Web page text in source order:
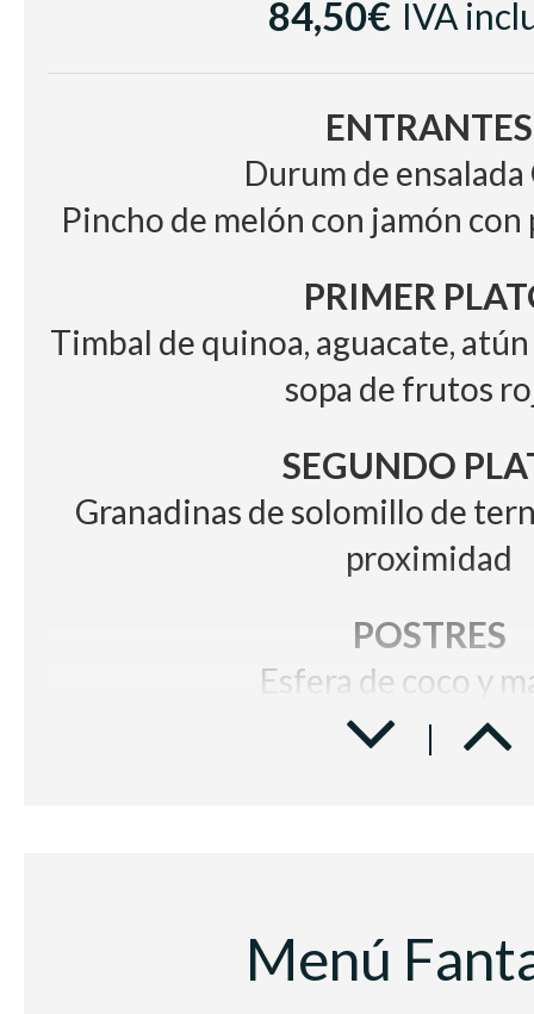
Vino Blanco, Poesía,
Vino Tinto, Cuatro
Agua y café
84,50€ IVA
ENTRANTES
Durum de ensalada
Pincho de melón con jamón con
PRIMER
Timbal de quinoa, aguacate,
sopa de frutos
SEGUNDO
Granadinas de solomillo de
proximidad
POSTRES
Esfera de coco y
BODEGA
Menú